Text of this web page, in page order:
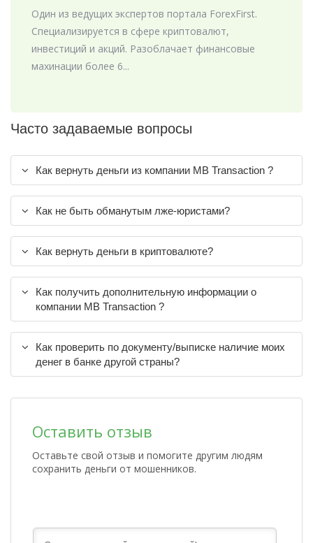
Один из ведущих экспертов портала ForexFirst.
Специализируется в сфере криптовалют,
инвестиций и акций. Разоблачает финансовые
махинации более 6...
Часто задаваемые вопросы
Как вернуть деньги из компании MB Transaction ?
Как не быть обманутым лже-юристами?
Как вернуть деньги в криптовалюте?
Как получить дополнительную информации о
компании MB Transaction ?
Как проверить по документу/выписке наличие моих
денег в банке другой страны?
Оставить отзыв
Оставьте свой отзыв и помогите другим людям
сохранить деньги от мошенников.